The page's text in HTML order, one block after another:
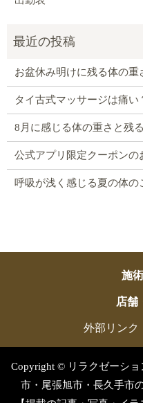
お盆休み明けに残る体の重
タイ古式マッサージは痛い
8月に感じる体の重さと残
公式アプリ限定クーポンの
呼吸が浅く感じる夏の体の
施
店舗
外部リンク
Copyright © リラクゼーシ
市・尾張旭市・長久手市